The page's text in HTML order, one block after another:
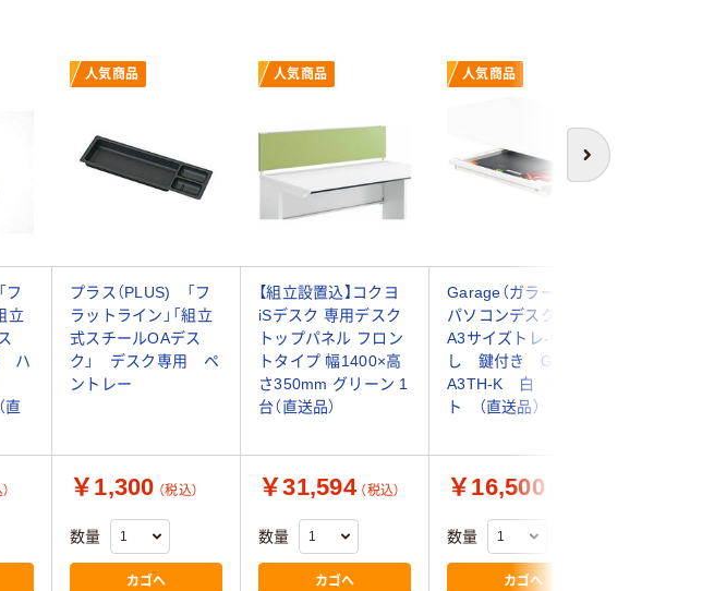
次へ
人気商品 人気商品 人気商品
フ
立
ハ
直
プラス（PLUS) 「フ
ラットライン」「組立
式スチールOAデス
ク」 デスク専用 ペ
ントレー
【組立設置込】コクヨ
iSデスク 専用デスク
トップパネル フロン
トタイプ 幅1400×高
さ350mm グリーン 1
台（直送品）
Garage（ガラージ）
パソコンデスク用
A3サイズトレ-引出
し 鍵付き GF-
A3TH-K 白 ホワイ
ト （直送品）
￥1,300 （税込）
数量
カゴへ
￥31,594 （税込）
数量
カゴへ
￥16,500
数量
カゴへ